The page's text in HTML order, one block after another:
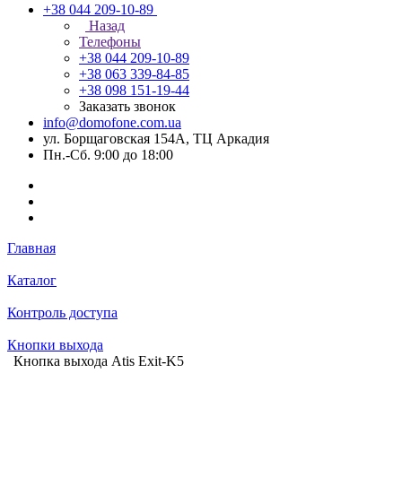
+38 044 209-10-89
Назад
Телефоны
+38 044 209-10-89
+38 063 339-84-85
+38 098 151-19-44
Заказать звонок
info@domofone.com.ua
ул. Борщаговская 154А, ТЦ Аркадия
Пн.-Сб. 9:00 до 18:00
Главная
Каталог
Контроль доступа
Кнопки выхода
Кнопка выхода Atis Exit-K5